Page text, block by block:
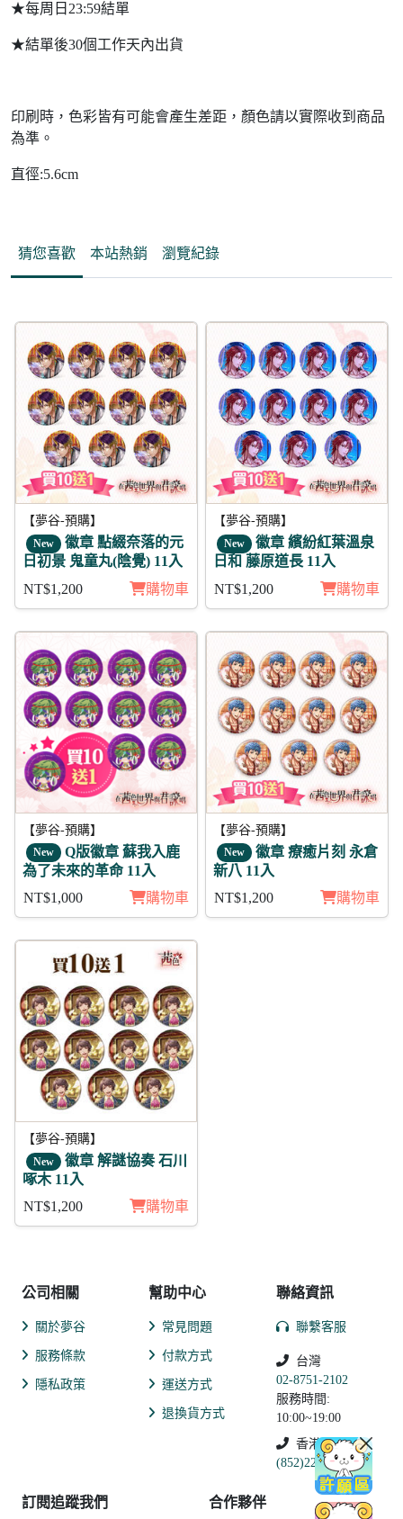
★每周日23:59結單
★結單後30個工作天內出貨
印刷時，色彩皆有可能會產生差距，顏色請以實際收到商品
為準。
直徑:5.6cm
猜您喜歡 本站熱銷 瀏覽紀錄
【夢谷-預購】
New 徽章 點綴奈落的元
日初景 鬼童丸(陰覺) 11入
NT$1,200
購物車
【夢谷-預購】
New 徽章 繽紛紅葉溫泉
日和 藤原道長 11入
NT$1,200
購物車
【夢谷-預購】
New Q版徽章 蘇我入鹿
為了未來的革命 11入
NT$1,000
購物車
【夢谷-預購】
New 徽章 療癒片刻 永倉
新八 11入
NT$1,200
購物車
【夢谷-預購】
New 徽章 解謎協奏 石川
啄木 11入
NT$1,200
購物車
公司相關
關於夢谷
服務條款
隱私政策
幫助中心
常見問題
付款方式
運送方式
退換貨方式
聯絡資訊
聯繫客服
台灣
02-8751-2102
服務時間:
10:00~19:00
香港
(852)2250-9311
訂閱追蹤我們 合作夥伴